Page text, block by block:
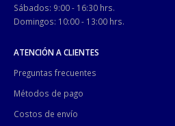
Sábados: 9:00 - 16:30 hrs.
Domingos: 10:00 - 13:00 hrs.
ATENCIÓN A CLIENTES
Preguntas frecuentes
Métodos de pago
Costos de envío